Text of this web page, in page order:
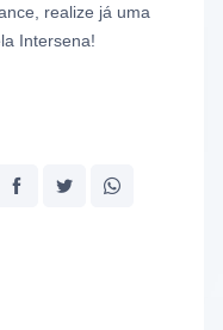
realize já uma
Intersena!